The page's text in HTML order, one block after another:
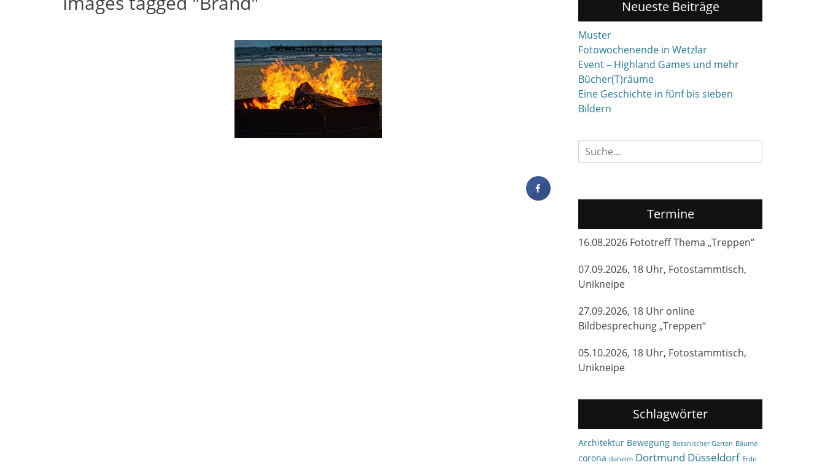
Neueste Beiträge
Muster
Fotowochenende in Wetzlar
Event – Highland Games und mehr
Bücher(T)räume
Eine Geschichte in fünf bis sieben
Bildern
Suchen
nach:
Termine
16.08.2026 Fototreff Thema „Treppen“
07.09.2026, 18 Uhr, Fotostammtisch,
Unikneipe
27.09.2026, 18 Uhr online
Bildbesprechung „Treppen“
05.10.2026, 18 Uhr, Fotostammtisch,
Unikneipe
Schlagwörter
Architektur Bewegung Botanischer Garten Bäume
corona daheim Dortmund Düsseldorf Erde